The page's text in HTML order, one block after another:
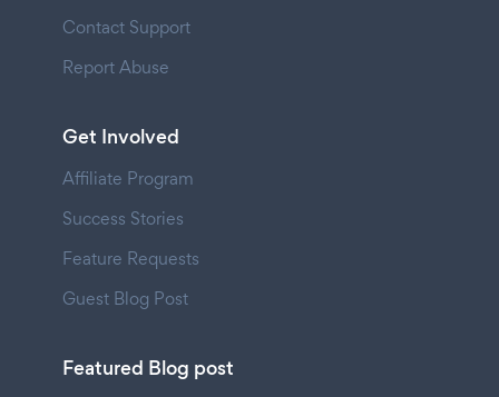
Contact Support
Report Abuse
Get Involved
Affiliate Program
Success Stories
Feature Requests
Guest Blog Post
Featured Blog post